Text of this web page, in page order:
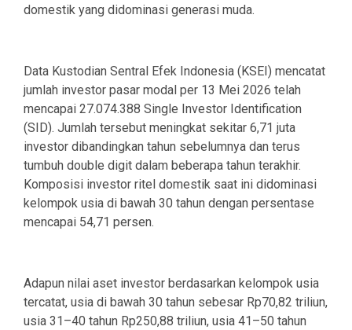
domestik yang didominasi generasi muda.
Data Kustodian Sentral Efek Indonesia (KSEI) mencatat
jumlah investor pasar modal per 13 Mei 2026 telah
mencapai 27.074.388 Single Investor Identification
(SID). Jumlah tersebut meningkat sekitar 6,71 juta
investor dibandingkan tahun sebelumnya dan terus
tumbuh double digit dalam beberapa tahun terakhir.
Komposisi investor ritel domestik saat ini didominasi
kelompok usia di bawah 30 tahun dengan persentase
mencapai 54,71 persen.
Adapun nilai aset investor berdasarkan kelompok usia
tercatat, usia di bawah 30 tahun sebesar Rp70,82 triliun,
usia 31–40 tahun Rp250,88 triliun, usia 41–50 tahun